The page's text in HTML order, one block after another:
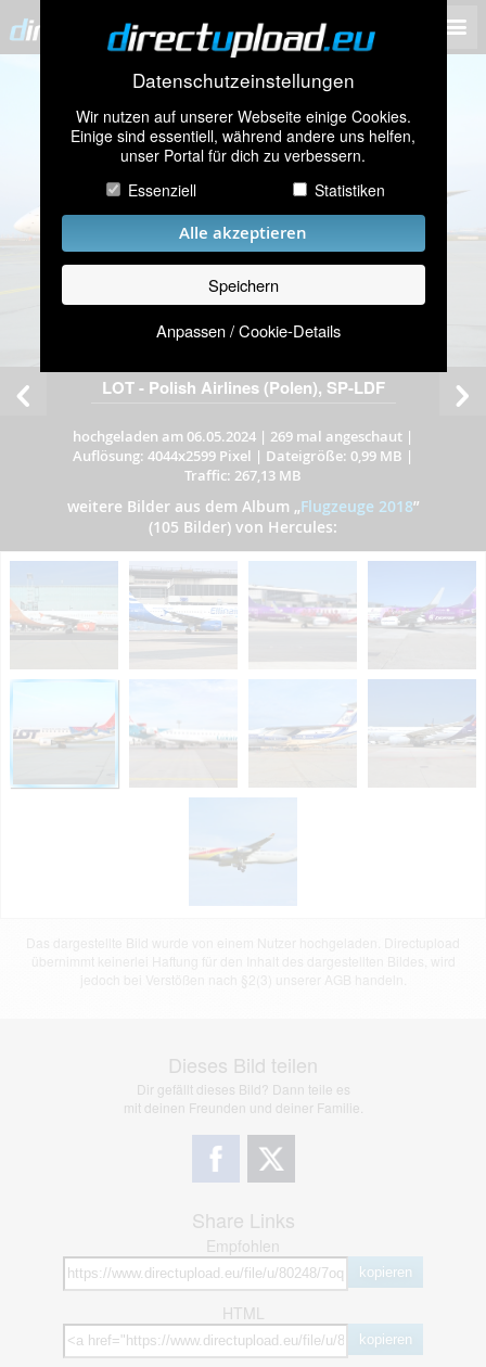
Datenschutzeinstellungen
Wir nutzen auf unserer Webseite einige Cookies.
Einige sind essentiell, während andere uns helfen,
unser Portal für dich zu verbessern.
Essenziell
Statistiken
Alle akzeptieren
Speichern
Anpassen / Cookie-Details
LOT - Polish Airlines (Polen), SP-LDF
hochgeladen am 06.05.2024 | 269 mal angeschaut |
Auflösung: 4044x2599 Pixel | Dateigröße: 0,99 MB |
Traffic: 267,13 MB
weitere Bilder aus dem Album „Flugzeuge 2018”
(105 Bilder) von Hercules:
Dieses Bild teilen
Dir gefällt dieses Bild? Dann teile es
mit deinen Freunden und deiner Familie.
Share Links
Empfohlen
kopieren
HTML
kopieren